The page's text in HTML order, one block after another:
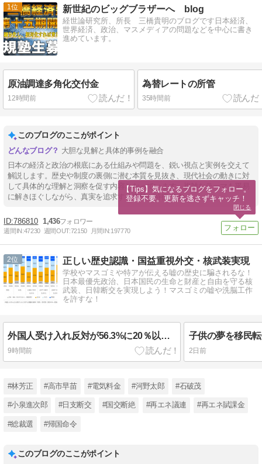
1 新世紀のビッグブラザーへ blog
経世論研究所、所長 三橋貴明のブログです日本経済、
世界経済、政治、マスメディアの問題などを中心に書き
進めています。
原油調達多角化交付金
12時間前
為替レートの所管
35時間前
このブログのここがポイント
大胆な見解と具体的事例を融合
日本の経済と政治の根底にある仕組みや問題を、鋭い視点と実例を交えて
解説します。歴史や制度の裏側に潜む本質を見抜き、現代社会の動きに対
して具体的な理解と洞察を促す内容となっています。複雑なテーマも平易
に解きほぐしながら、真実を追求する姿勢が特徴です。
786810 1,436
週間IN:47230 週間OUT:72150 月間IN:197770
2 正しい歴史認識・国益重視外交・核武装実現
学校やマスゴミや特アが伝える嘘の歴史に騙されるな！
日本最優先政治、日本国民の生命と財産と自由を守る核
武装、日韓断交を実現しよう！マスゴミの嘘や洗脳工作
を許すな！
外国人受け入れ反対が56.3%に20％以上爆増！東大社会科学研究所！小野田大臣『日本人減り外国人増えている…議論すべき』外国人増加の影響分析を要請！ネット『やっと』『今頃？』
9時間前 2日前
#林芳正 #高市早苗 #電気料金 #河野太郎 #石破茂
#小泉進次郎 #日支断交 #国交断絶 #再エネ議連 #再エネ賦課金
#総裁選 #帰国命令
このブログのここがポイント
【Tips】気になるブログをフォロー。
登録不要。更新を逃さずキャッチ！
閉じる